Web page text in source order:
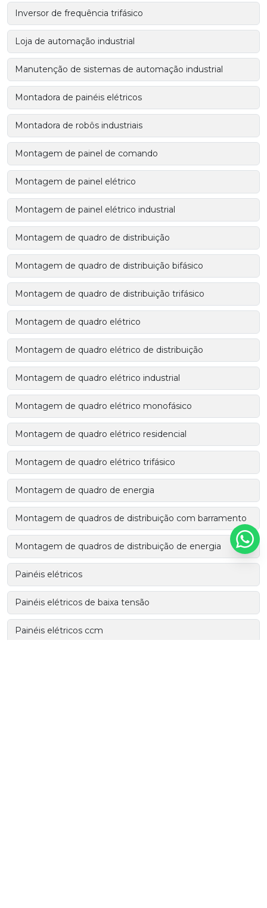
Inversor de frequência trifásico
Loja de automação industrial
Manutenção de sistemas de automação industrial
Montadora de painéis elétricos
Montadora de robôs industriais
Montagem de painel de comando
Montagem de painel elétrico
Montagem de painel elétrico industrial
Montagem de quadro de distribuição
Montagem de quadro de distribuição bifásico
Montagem de quadro de distribuição trifásico
Montagem de quadro elétrico
Montagem de quadro elétrico de distribuição
Montagem de quadro elétrico industrial
Montagem de quadro elétrico monofásico
Montagem de quadro elétrico residencial
Montagem de quadro elétrico trifásico
Montagem de quadro de energia
Montagem de quadros de distribuição com barramento
Montagem de quadros de distribuição de energia
Painéis elétricos
Painéis elétricos de baixa tensão
Painéis elétricos ccm